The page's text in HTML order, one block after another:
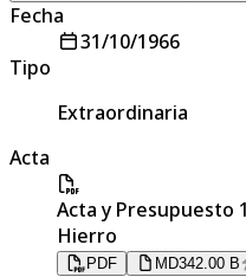
Fecha
31/10/1966
Tipo
Extraordinaria
Acta
Acta y Presupuesto
Hierro
PDF MD342.00 B